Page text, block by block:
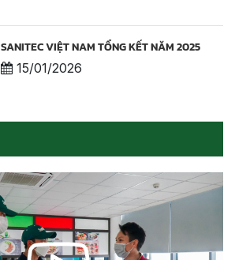
SANITEC VIỆT NAM TỔNG KẾT NĂM 2025
15/01/2026